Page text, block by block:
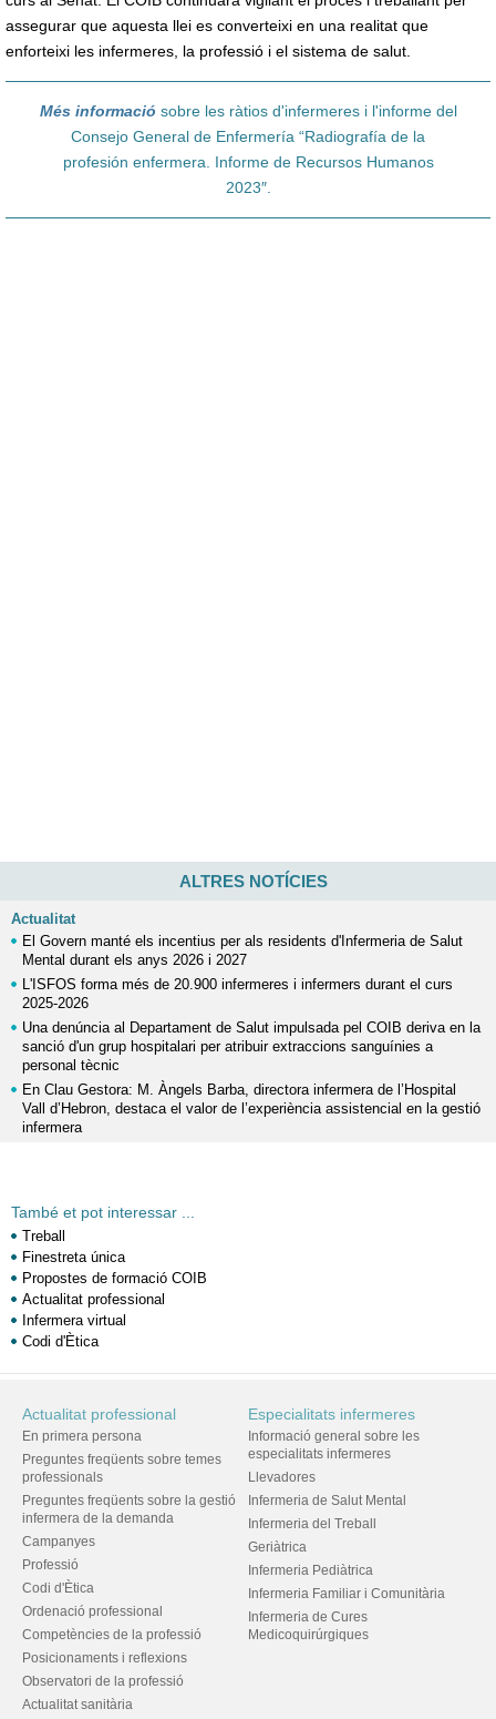
assegurar que aquesta llei es converteixi en una realitat que
enforteixi les infermeres, la professió i el sistema de salut.
Més informació sobre les ràtios d'infermeres i l'informe del
Consejo General de Enfermería “Radiografía de la
profesión enfermera. Informe de Recursos Humanos
2023″.
ALTRES NOTÍCIES
Actualitat
El Govern manté els incentius per als residents d'Infermeria de Salut
Mental durant els anys 2026 i 2027
L'ISFOS forma més de 20.900 infermeres i infermers durant el curs
2025-2026
Una denúncia al Departament de Salut impulsada pel COIB deriva en la
sanció d'un grup hospitalari per atribuir extraccions sanguínies a
personal tècnic
En Clau Gestora: M. Àngels Barba, directora infermera de l’Hospital
Vall d’Hebron, destaca el valor de l’experiència assistencial en la gestió
infermera
També et pot interessar ...
Treball
Finestreta única
Propostes de formació COIB
Actualitat professional
Infermera virtual
Codi d'Ètica
Actualitat professional
En primera persona
Preguntes freqüents sobre temes
professionals
Preguntes freqüents sobre la gestió
infermera de la demanda
Campanyes
Professió
Codi d'Ètica
Ordenació professional
Competències de la professió
Posicionaments i reflexions
Observatori de la professió
Actualitat sanitària
Especialitats infermeres
Informació general sobre les
especialitats infermeres
Llevadores
Infermeria de Salut Mental
Infermeria del Treball
Geriàtrica
Infermeria Pediàtrica
Infermeria Familiar i Comunitària
Infermeria de Cures
Medicoquirúrgiques